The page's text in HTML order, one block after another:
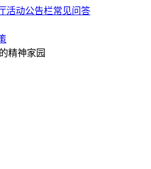
活动公告栏常见问答
精神家园